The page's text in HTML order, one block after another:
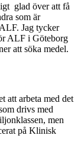
glad över att få
som är
Jag tycker
ALF i Göteborg
att söka medel.
att arbeta med det
drivs med
men
på Klinisk